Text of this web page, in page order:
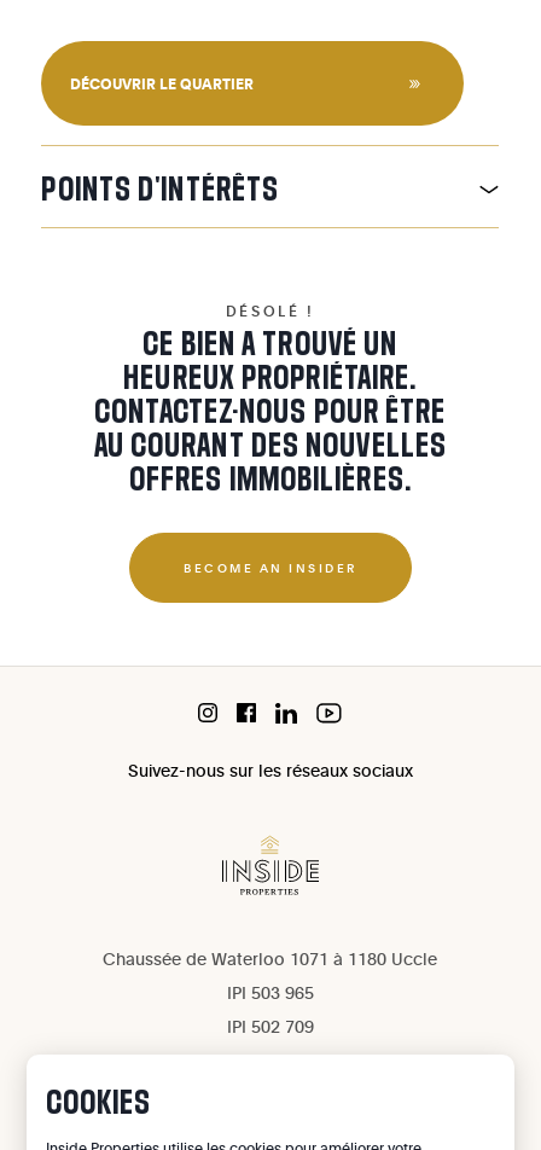
DÉCOUVRIR LE QUARTIER
POINTS D'INTÉRÊTS
DÉSOLÉ !
CE BIEN A TROUVÉ UN
HEUREUX PROPRIÉTAIRE.
CONTACTEZ-NOUS POUR ÊTRE
AU COURANT DES NOUVELLES
OFFRES IMMOBILIÈRES.
BECOME AN INSIDER
Chaussée de Waterloo 1071 à 1180 Uccle
IPI 503 965
IPI 502 709
Suivez-nous sur les réseaux sociaux
Confidentialité
COOKIES